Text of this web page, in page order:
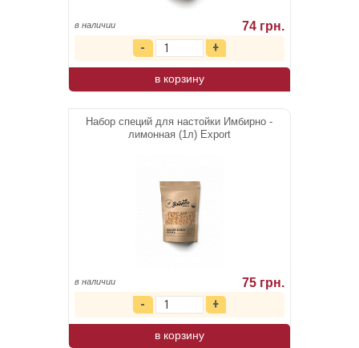
в наличии 74 грн.
в корзину
Набор специй для настойки Имбирно -
лимонная (1л) Export
в наличии 75 грн.
в корзину